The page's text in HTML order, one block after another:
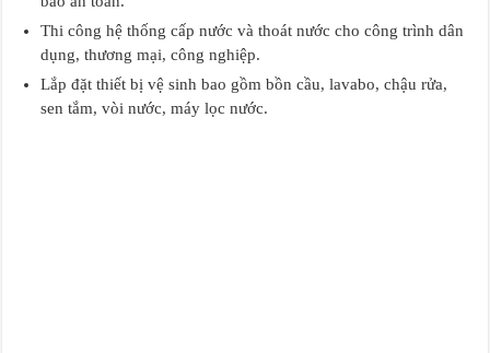
Thi công hệ thống cấp nước và thoát nước cho công trình dân
dụng, thương mại, công nghiệp.
Lắp đặt thiết bị vệ sinh bao gồm bồn cầu, lavabo, chậu rửa,
sen tắm, vòi nước, máy lọc nước.